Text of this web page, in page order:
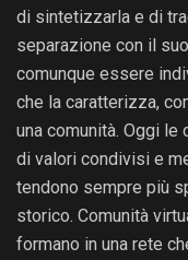
di sintetizzarla e di
separazione con il
comunque essere
che la caratterizza,
una comunità. Oggi le
di valori condivisi e
tendono sempre più
storico. Comunità
formano in una rete